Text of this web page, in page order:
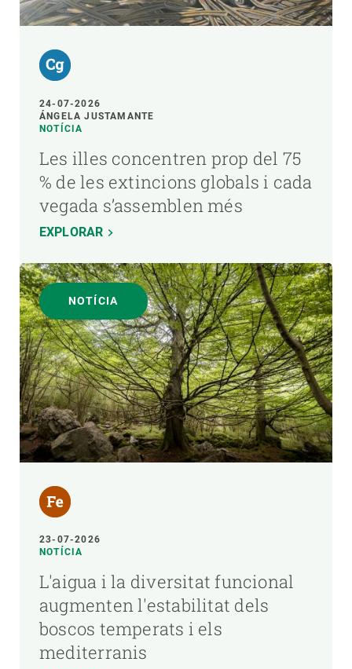
24-07-2026
ÁNGELA JUSTAMANTE
NOTÍCIA
Les illes concentren prop del 75
% de les extincions globals i cada
vegada s’assemblen més
EXPLORAR
NOTÍCIA
23-07-2026
NOTÍCIA
L'aigua i la diversitat funcional
augmenten l'estabilitat dels
boscos temperats i els
mediterranis